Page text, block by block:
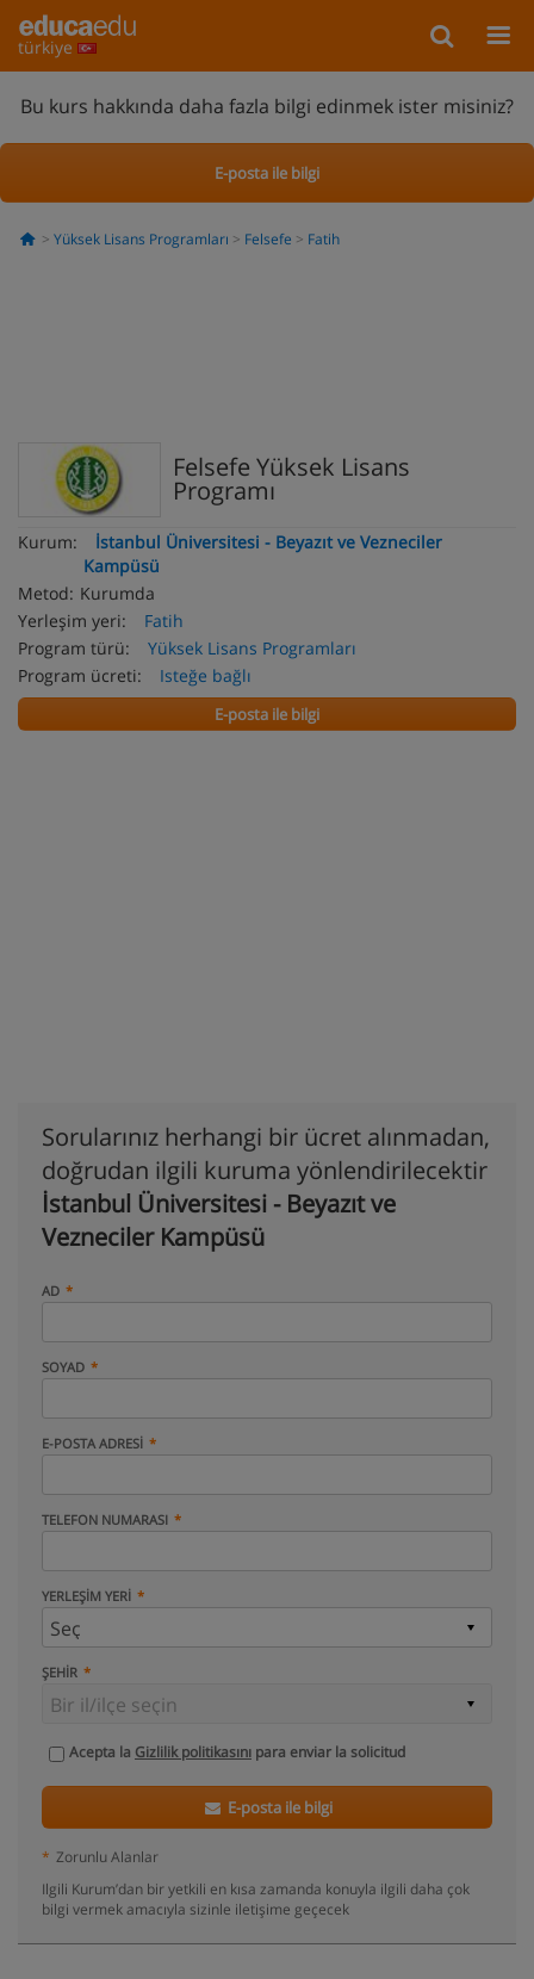
türkiye
Bu kurs hakkında daha fazla bilgi edinmek ister misiniz?
E-posta ile bilgi
Yüksek Lisans Programları Felsefe Fatih
Felsefe Yüksek Lisans
Programı
Kurum:
İstanbul Üniversitesi - Beyazıt ve Vezneciler
Kampüsü
Metod: Kurumda
Yerleşim yeri:
Fatih
Program türü:
Yüksek Lisans Programları
Program ücreti:
Isteğe bağlı
E-posta ile bilgi
Sorularınız herhangi bir ücret alınmadan,
doğrudan ilgili kuruma yönlendirilecektir
İstanbul Üniversitesi - Beyazıt ve
Vezneciler Kampüsü
AD
SOYAD
E-POSTA ADRESI
TELEFON NUMARASI
YERLEŞIM YERI
ŞEHIR
Acepta la Gizlilik politikasını para enviar la solicitud
E-posta ile bilgi
* Zorunlu Alanlar
Ilgili Kurum’dan bir yetkili en kısa zamanda konuyla ilgili daha çok
bilgi vermek amacıyla sizinle iletişime geçecek